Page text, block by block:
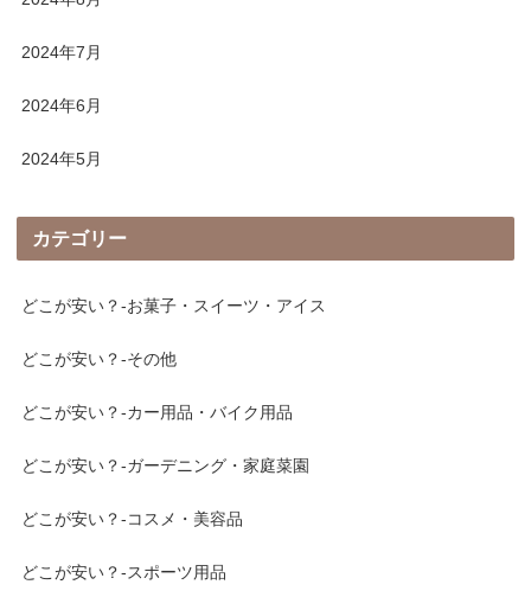
2024年7月
2024年6月
2024年5月
カテゴリー
どこが安い？-お菓子・スイーツ・アイス
どこが安い？-その他
どこが安い？-カー用品・バイク用品
どこが安い？-ガーデニング・家庭菜園
どこが安い？-コスメ・美容品
どこが安い？-スポーツ用品